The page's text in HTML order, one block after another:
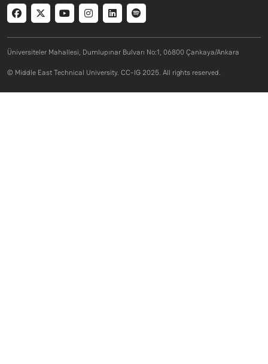
Social menu
Üniversiteler Mahallesi, Dumlupınar Bulvarı No:1, 06800 Çankaya/Ankara
© Middle East Technical University. CC-IG 2025. All rights reserved.